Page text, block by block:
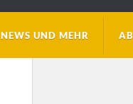
NEWS UND MEHR